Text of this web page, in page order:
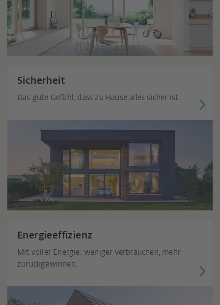
Sicherheit
Das gute Gefühl, dass zu Hause alles sicher ist.
Energieeffizienz
Mit voller Energie: weniger verbrauchen, mehr
zurückgewinnen.